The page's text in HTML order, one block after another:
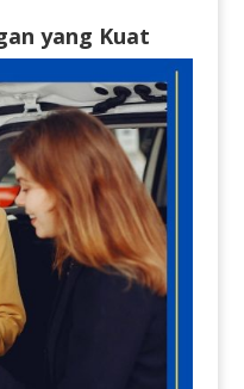
yang Kuat